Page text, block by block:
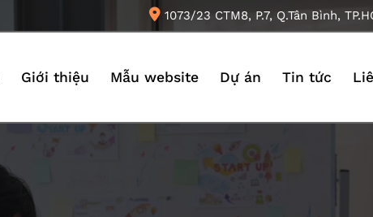
1073/23 CTM8, P.7, Q.Tân Bình,
Giới thiệu Mẫu website Dự án Tin tức